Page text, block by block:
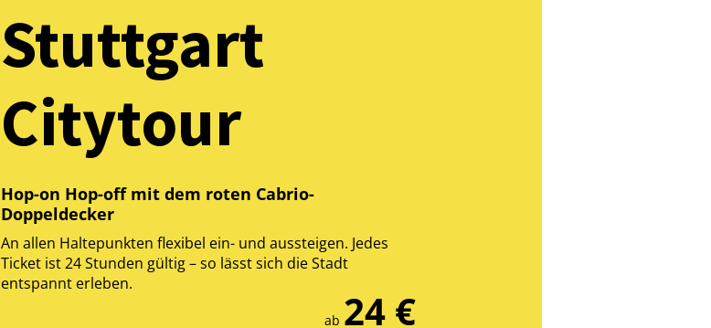
Stuttgart
Citytour
Hop-on Hop-off mit dem roten Cabrio-
Doppeldecker
An allen Haltepunkten flexibel ein- und aussteigen. Jedes
Ticket ist 24 Stunden gültig – so lässt sich die Stadt
entspannt erleben.
ab 24 €